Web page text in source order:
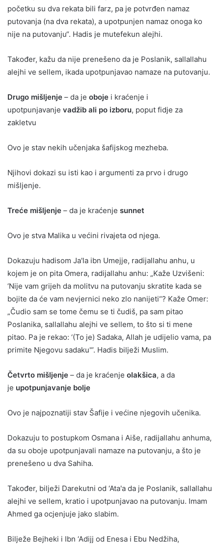
početku su dva rekata bili farz, pa je potvrđen namaz
putovanja (na dva rekata), a upotpunjen namaz onoga ko
nije na putovanju“. Hadis je mutefekun alejhi.
Također, kažu da nije prenešeno da je Poslanik, sallallahu
alejhi ve sellem, ikada upotpunjavao namaze na putovanju.
Drugo mišljenje – da je oboje i kraćenje i
upotpunjavanje vadžib ali po izboru, poput fidje za
zakletvu
Ovo je stav nekih učenjaka šafijskog mezheba.
Njihovi dokazi su isti kao i argumenti za prvo i drugo
mišljenje.
Treće mišljenje – da je kraćenje sunnet
Ovo je stva Malika u većini rivajeta od njega.
Dokazuju hadisom Ja'la ibn Umejje, radijallahu anhu, u
kojem je on pita Omera, radijallahu anhu: „Kaže Uzvišeni:
‘Nije vam grijeh da molitvu na putovanju skratite kada se
bojite da će vam nevjernici neko zlo nanijeti“? Kaže Omer:
„Čudio sam se tome čemu se ti čudiš, pa sam pitao
Poslanika, sallallahu alejhi ve sellem, to što si ti mene
pitao. Pa je rekao: ‘(To je) Sadaka, Allah je udijelio vama, pa
primite Njegovu sadaku'“. Hadis bilježi Muslim.
Četvrto mišljenje – da je kraćenje olakšica, a da
je upotpunjavanje bolje
Ovo je najpoznatiji stav Šafije i većine njegovih učenika.
Dokazuju to postupkom Osmana i Aiše, radijallahu anhuma,
da su oboje upotpunjavali namaze na putovanju, a što je
prenešeno u dva Sahiha.
Također, bilježi Darekutni od ‘Ata'a da je Poslanik, sallallahu
alejhi ve sellem, kratio i upotpunjavao na putovanju. Imam
Ahmed ga ocjenjuje jako slabim.
Bilježe Bejheki i Ibn ‘Adijj od Enesa i Ebu Nedžiha,